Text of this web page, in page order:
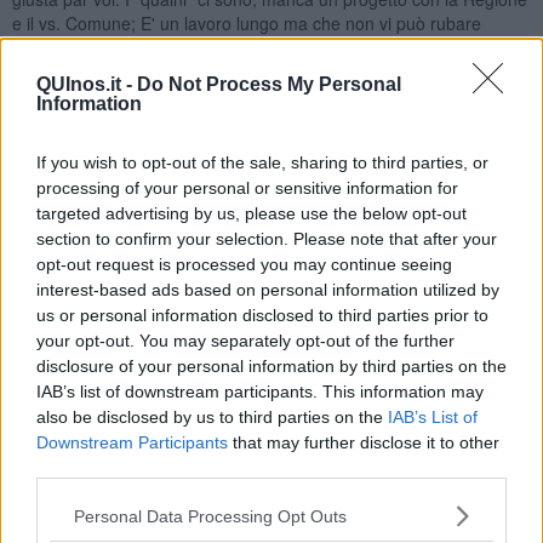
QUInos.it - Do Not Process My Personal
Information
If you wish to opt-out of the sale, sharing to third parties, or
processing of your personal or sensitive information for
targeted advertising by us, please use the below opt-out
section to confirm your selection. Please note that after your
opt-out request is processed you may continue seeing
interest-based ads based on personal information utilized by
us or personal information disclosed to third parties prior to
your opt-out. You may separately opt-out of the further
disclosure of your personal information by third parties on the
IAB’s list of downstream participants. This information may
also be disclosed by us to third parties on the IAB’s List of
Downstream Participants that may further disclose it to other
Personal Data Processing Opt Outs
e il vs. Comune; E' un lavoro lungo ma che non vi può rubare
nessuno: è territoriale. il Sindaco Schiaffino e l'Assessore Alvaro
sono persone serie, metteteli in condizioni di Agire. Qui sotto la
lettera di Sala.
Un clone di un vitigno e di uva Ansonica del Giglio
[GALLERY(1)]
Il vino di uva di Ansonica, in genere, può avere queste
caratteristiche. Colore: giallo paglierino più e meno carico. Ottima
tonalità. Olfatto: armonico, fruttato e floreale, (quello passito con
sentori di fiori di arancio e frutta matura). Gusto: armonico, sapido,
notevole e elegante persistenza.
Nadio Stronchi
Se vuoi leggere le notizie principali della Toscana iscriviti alla